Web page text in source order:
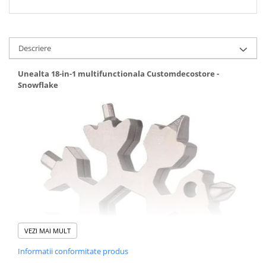
Descriere
Unealta 18-in-1 multifunctionala Customdecostore -
Snowflake
VEZI MAI MULT
Informatii conformitate produs